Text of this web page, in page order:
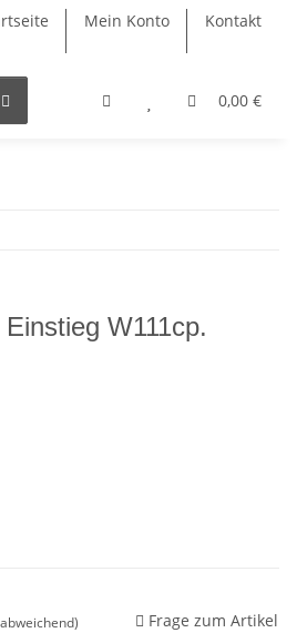
Mein Konto Kontakt
0,00 €
W111cp.
Frage zum Artikel